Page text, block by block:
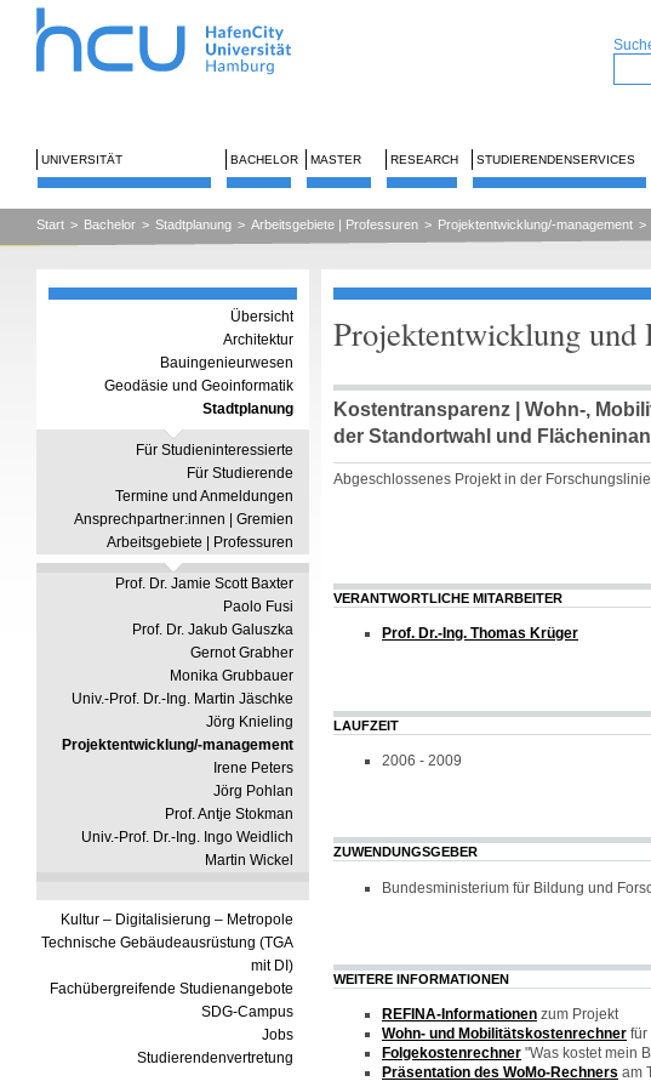
UNIVERSITÄT BACHELOR MASTER RESEARCH STUDIERENDENSERVICES
Start > Bachelor > Stadtplanung > Arbeitsgebiete | Professuren > Projektentwicklung/-management >
Übersicht
Architektur
Bauingenieurwesen
Geodäsie und Geoinformatik
Stadtplanung
Für Studieninteressierte
Für Studierende
Termine und Anmeldungen
Ansprechpartner:innen | Gremien
Arbeitsgebiete | Professuren
Prof. Dr. Jamie Scott Baxter
Paolo Fusi
Prof. Dr. Jakub Galuszka
Gernot Grabher
Monika Grubbauer
Univ.-Prof. Dr.-Ing. Martin Jäschke
Jörg Knieling
Projektentwicklung/-management
Irene Peters
Jörg Pohlan
Prof. Antje Stokman
Univ.-Prof. Dr.-Ing. Ingo Weidlich
Martin Wickel
Kultur – Digitalisierung – Metropole
Technische Gebäudeausrüstung (TGA
mit DI)
Fachübergreifende Studienangebote
SDG-Campus
Jobs
Studierendenvertretung
Projektentwicklung und
Kostentransparenz | Wohn-,
der Standortwahl und
Abgeschlossenes Projekt in der
VERANTWORTLICHE MITARBEITER
Prof. Dr.-Ing. Thomas Krüger
LAUFZEIT
2006 - 2009
ZUWENDUNGSGEBER
Bundesministerium für Bildung und
WEITERE INFORMATIONEN
REFINA-Informationen zum Projekt
Wohn- und Mobilitätskostenrechner für
Folgekostenrechner "Was kostet mein
Präsentation des WoMo-Rechners am